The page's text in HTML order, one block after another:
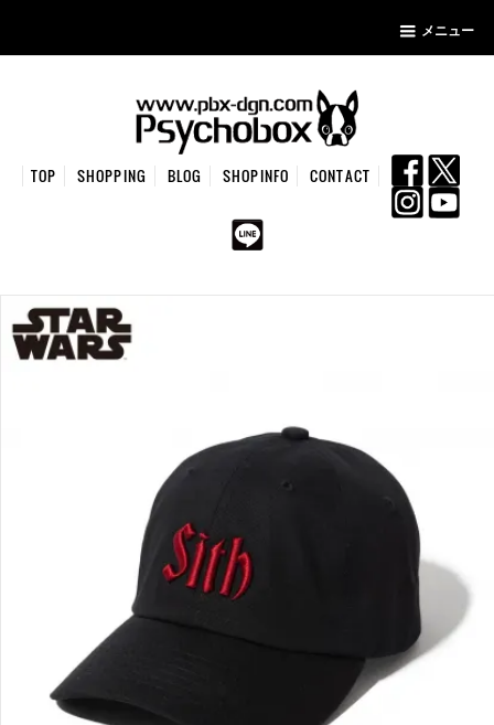
メニュー
TOP SHOPPING BLOG SHOPINFO CONTACT